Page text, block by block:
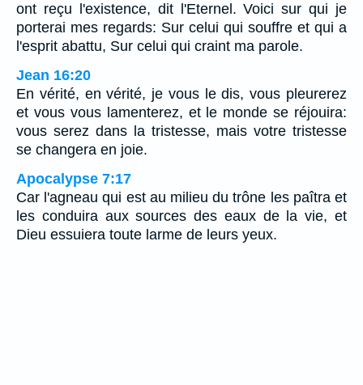
ont reçu l'existence, dit l'Eternel. Voici sur qui je
porterai mes regards: Sur celui qui souffre et qui a
l'esprit abattu, Sur celui qui craint ma parole.
Jean 16:20
En vérité, en vérité, je vous le dis, vous pleurerez
et vous vous lamenterez, et le monde se réjouira:
vous serez dans la tristesse, mais votre tristesse
se changera en joie.
Apocalypse 7:17
Car l'agneau qui est au milieu du trône les paîtra et
les conduira aux sources des eaux de la vie, et
Dieu essuiera toute larme de leurs yeux.